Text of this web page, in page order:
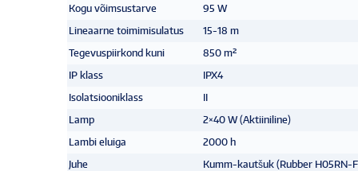
Kogu võimsustarve
95 W
Lineaarne toimimisulatus
15-18 m
Tegevuspiirkond kuni
850 m²
IP klass
IPX4
Isolatsiooniklass
II
Lamp
2×40 W (Aktiiniline)
Lambi eluiga
2000 h
Juhe
Kumm-kautšuk (Rubber H05RN-